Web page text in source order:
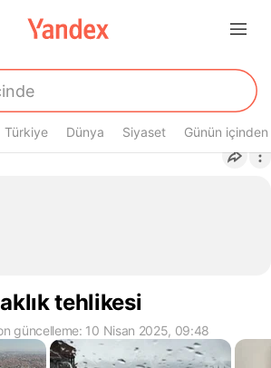
Türkiye Dünya Siyaset Günün içinden
tehlikesi
güncelleme: 10 Nisan 2025, 09:48